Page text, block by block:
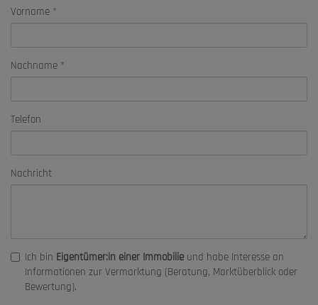
Vorname
Nachname
Telefon
Nachricht
Ich bin Eigentümer:in einer Immobilie und habe Interesse an
Informationen zur Vermarktung (Beratung, Marktüberblick oder
Bewertung).